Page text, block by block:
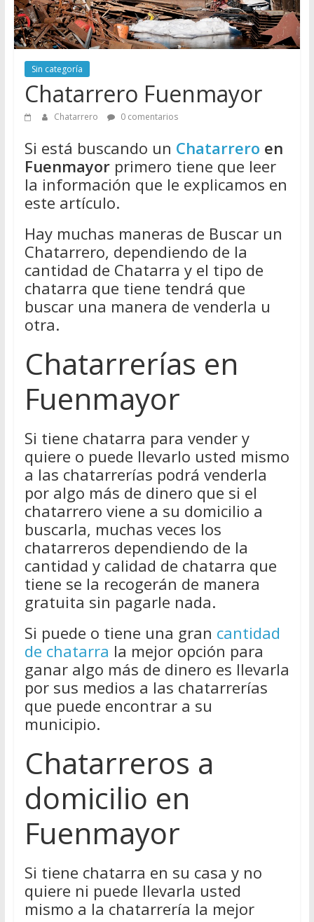
de
Chatarreros
para
vender
Chatarra
Sin categoría
Chatarrero Fuenmayor
Chatarrero 0 comentarios
Si está buscando un Chatarrero en
Fuenmayorprimero tiene que leer
la información que le explicamos en
este artículo.
Hay muchas maneras de Buscar un
Chatarrero, dependiendo de la
cantidad de Chatarra y el tipo de
chatarra que tiene tendrá que
buscar una manera de venderla u
otra.
Chatarrerías en
Fuenmayor
Si tiene chatarra para vender y
quiere o puede llevarlo usted mismo
a las chatarrerías podrá venderla
por algo más de dinero que si el
chatarrero viene a su domicilio a
buscarla, muchas veces los
chatarreros dependiendo de la
cantidad y calidad de chatarra que
tiene se la recogerán de manera
gratuita sin pagarle nada.
Si puede o tiene una gran cantidad
de chatarra la mejor opción para
ganar algo más de dinero es llevarla
por sus medios a las chatarrerías
que puede encontrar a su
municipio.
Chatarreros a
domicilio en
Fuenmayor
Si tiene chatarra en su casa y no
quiere ni puede llevarla usted
mismo a la chatarrería la mejor